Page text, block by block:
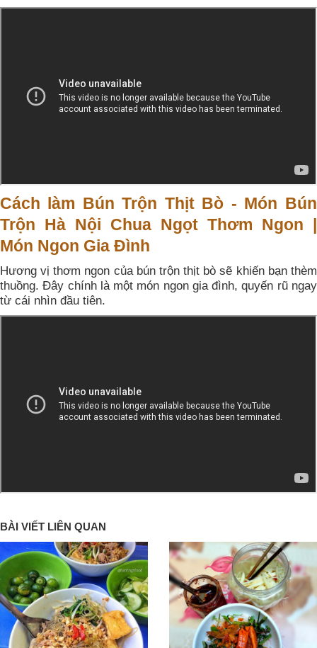
Cách làm Bún Trộn Thịt Bò - Món Bún
Trộn Hà Nội Chua Ngọt Thơm Ngon |
Món Ngon Gia Đình
Hương vị thơm ngon của bún trộn thịt bò sẽ khiến bạn thèm
thuồng. Đây chính là một món ngon gia đình, quyến rũ ngay
từ cái nhìn đầu tiên.
BÀI VIẾT LIÊN QUAN